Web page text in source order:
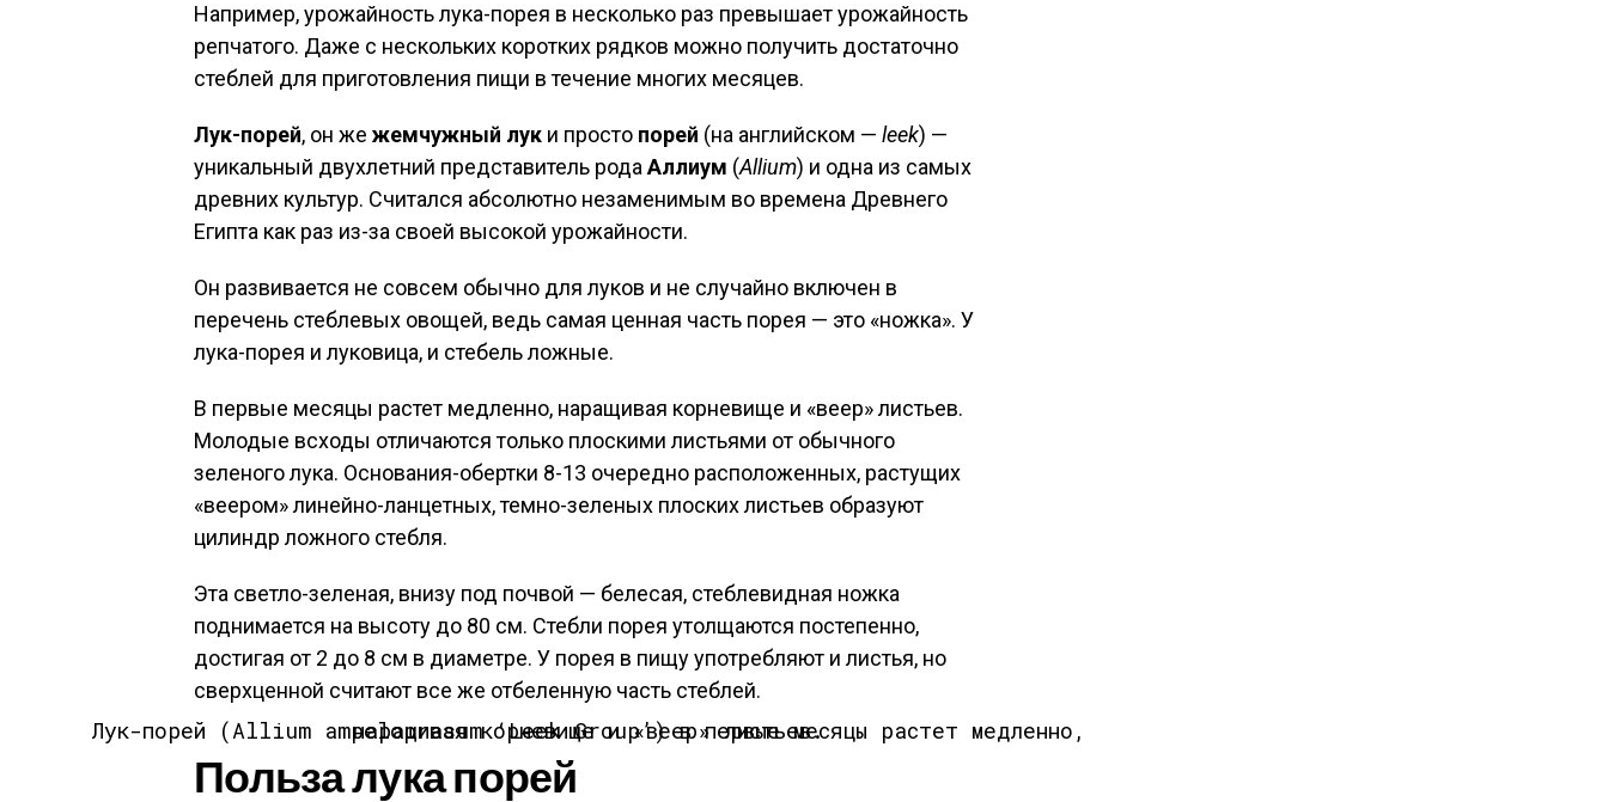
Например, урожайность лука-порея в несколько раз превышает урожайность
репчатого. Даже с нескольких коротких рядков можно получить достаточно
стеблей для приготовления пищи в течение многих месяцев.
Лук-порей, он же жемчужный лук и просто порей (на английском — leek) —
уникальный двухлетний представитель рода Аллиум (Allium) и одна из самых
древних культур. Считался абсолютно незаменимым во времена Древнего
Египта как раз из-за своей высокой урожайности.
Он развивается не совсем обычно для луков и не случайно включен в
перечень стеблевых овощей, ведь самая ценная часть порея — это «ножка». У
лука-порея и луковица, и стебель ложные.
В первые месяцы растет медленно, наращивая корневище и «веер» листьев.
Молодые всходы отличаются только плоскими листьями от обычного
зеленого лука. Основания-обертки 8-13 очередно расположенных, растущих
«веером» линейно-ланцетных, темно-зеленых плоских листьев образуют
цилиндр ложного стебля.
Эта светло-зеленая, внизу под почвой — белесая, стеблевидная ножка
поднимается на высоту до 80 см. Стебли порея утолщаются постепенно,
достигая от 2 до 8 см в диаметре. У порея в пищу употребляют и листья, но
сверхценной считают все же отбеленную часть стеблей.
Лук-порей (Allium ampeloprasum ‘Leek Group’) в первые месяцы растет медленно, наращивая корневище и «веер» листьев.
Польза лука порей